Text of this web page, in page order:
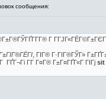
сообщения:
Г
, ГІГ® Г·ГІГ®ГЎГ»
ГҐГ¬Гі Г­Г Г¤Г® Г±Г¤ГҐГ«Г ГІГј sit